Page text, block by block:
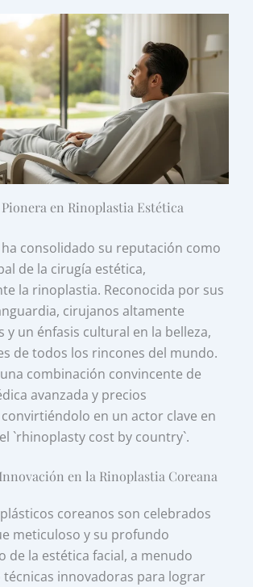
en Rinoplastia Estética
ha consolidado su reputación como
de la cirugía estética,
la rinoplastia. Reconocida por sus
cirujanos altamente
y un énfasis cultural en la belleza,
de todos los rincones del mundo.
combinación convincente de
avanzada y precios
en un actor clave en
`rhinoplasty cost by country`.
en la Rinoplastia Coreana
coreanos son celebrados
meticuloso y su profundo
de la estética facial, a menudo
innovadoras para lograr